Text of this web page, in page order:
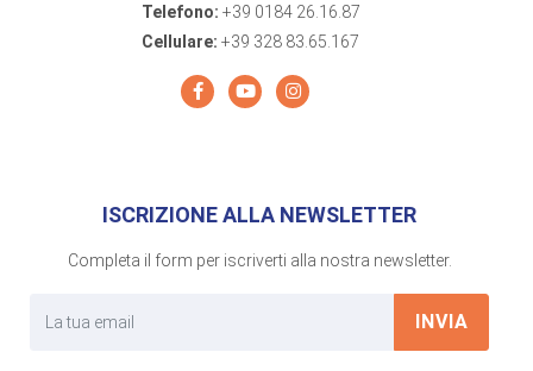
Telefono: +39 0184 26.16.87
Cellulare: +39 328 83.65.167
ISCRIZIONE ALLA NEWSLETTER
Completa il form per iscriverti alla nostra newsletter.
INVIA